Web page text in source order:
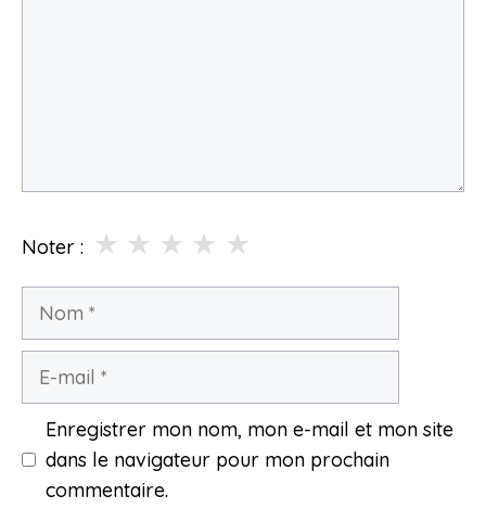
Noter : ★
★
★
★
★
Nom
Enregistrer mon nom, mon e-mail et mon site
dans le navigateur pour mon prochain
commentaire.